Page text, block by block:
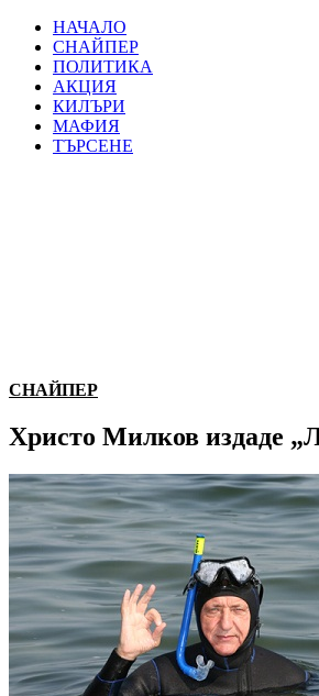
НАЧАЛО
СНАЙПЕР
ПОЛИТИКА
АКЦИЯ
КИЛЪРИ
МАФИЯ
ТЪРСЕНЕ
СНАЙПЕР
Христо Милков издаде